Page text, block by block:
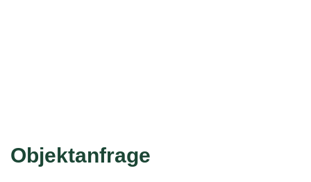
Objektanfrage